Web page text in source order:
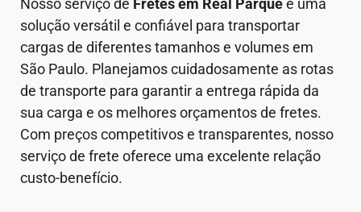
Nosso serviço de Fretes em Real Parqueé uma
solução versátil e confiável para transportar
cargas de diferentes tamanhos e volumes em
São Paulo. Planejamos cuidadosamente as rotas
de transporte para garantir a entrega rápida da
sua carga e os melhores orçamentos de fretes.
Com preços competitivos e transparentes, nosso
serviço de frete oferece uma excelente relação
custo-benefício.